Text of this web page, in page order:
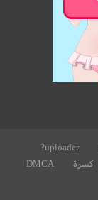
uploader?
كسرة
DMCA